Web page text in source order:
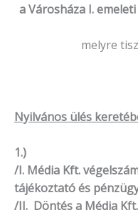
a Városháza I.
melyre
Nyilvános ülés
1.)
/I. Média Kft.
tájékoztató és
/II. Döntés a Média